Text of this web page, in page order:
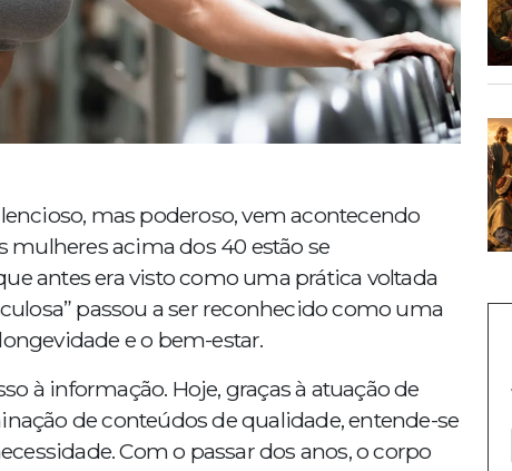
mas poderoso, vem acontecendo
mulheres acima dos 40 estão se
antes era visto como uma prática voltada
passou a ser reconhecido como uma
e o bem-estar.
à informação. Hoje, graças à atuação de
de conteúdos de qualidade, entende-se
Com o passar dos anos, o corpo